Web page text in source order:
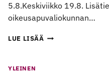
5.8.Keskiviikko 19.8.
oikeusapuvaliokunnan…
LUE LISÄÄ
YLEINEN